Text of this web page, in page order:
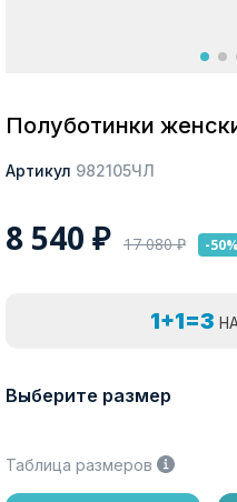
Полуботинки
Артикул 982105ЧЛ
8 540 ₽ 17 080₽ -50%
1+1=3
Выберите размер
Таблица размеров